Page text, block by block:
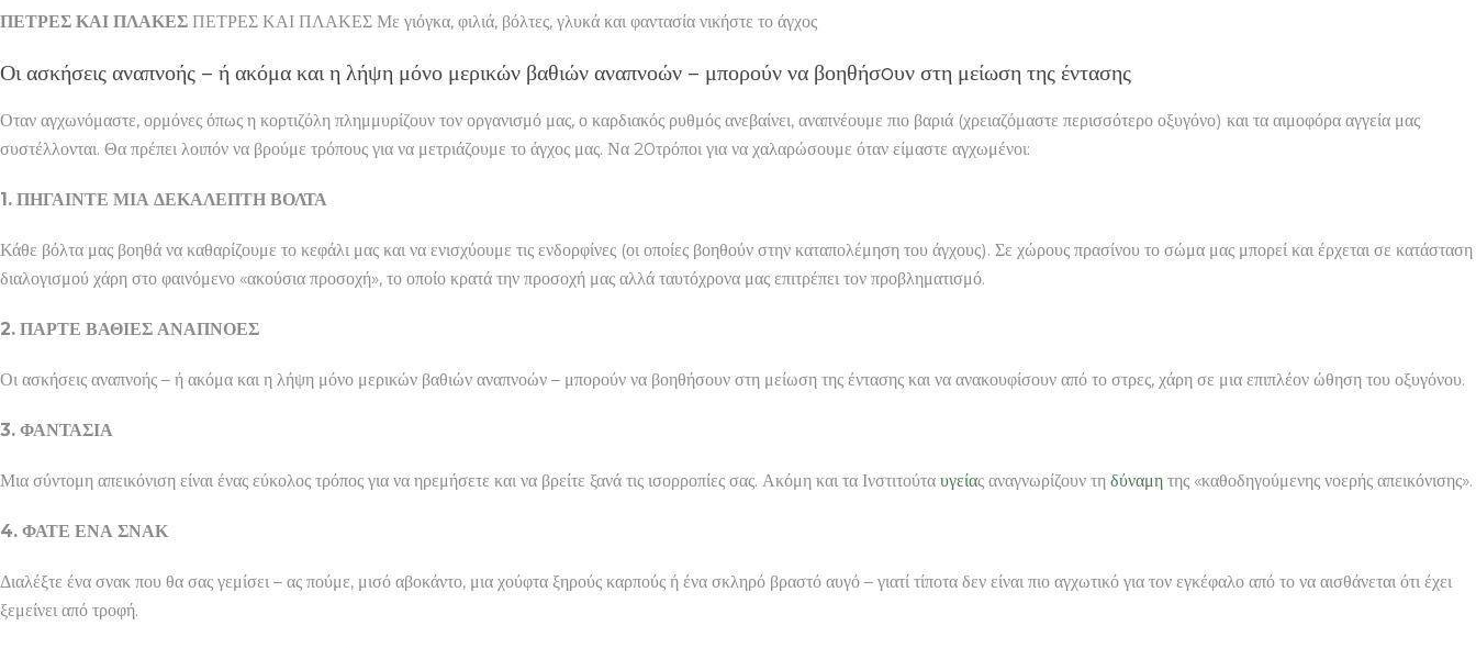
ΠΕΤΡΕΣ ΚΑΙ ΠΛΑΚΕΣ ΠΕΤΡΕΣ ΚΑΙ ΠΛΑΚΕΣ Με γιόγκα, φιλιά, βόλτες, γλυκά και φαντασία νικήστε το άγχος
Οι ασκήσεις αναπνοής – ή ακόμα και η λήψη μόνο μερικών βαθιών αναπνοών – μπορούν να βοηθήσoυν στη μείωση της έντασης
Οταν αγχωνόμαστε, ορμόνες όπως η κορτιζόλη πλημμυρίζουν τον οργανισμό μας, ο καρδιακός ρυθμός ανεβαίνει, αναπνέουμε πιο βαριά (χρειαζόμαστε περισσότερο οξυγόνο) και τα αιμοφόρα αγγεία μας
συστέλλονται. Θα πρέπει λοιπόν να βρούμε τρόπους για να μετριάζουμε το άγχος μας. Να 20τρόποι για να χαλαρώσουμε όταν είμαστε αγχωμένοι:
1. ΠΗΓΑΙΝΤΕ ΜΙΑ ΔΕΚΑΛΕΠΤΗ ΒΟΛΤΑ
Κάθε βόλτα μας βοηθά να καθαρίζουμε το κεφάλι μας και να ενισχύουμε τις ενδορφίνες (οι οποίες βοηθούν στην καταπολέμηση του άγχους). Σε χώρους πρασίνου το σώμα μας μπορεί και έρχεται σε κατάσταση
διαλογισμού χάρη στο φαινόμενο «ακούσια προσοχή», το οποίο κρατά την προσοχή μας αλλά ταυτόχρονα μας επιτρέπει τον προβληματισμό.
2. ΠΑΡΤΕ ΒΑΘΙΕΣ ΑΝΑΠΝΟΕΣ
Οι ασκήσεις αναπνοής – ή ακόμα και η λήψη μόνο μερικών βαθιών αναπνοών – μπορούν να βοηθήσουν στη μείωση της έντασης και να ανακουφίσουν από το στρες, χάρη σε μια επιπλέον ώθηση του οξυγόνου.
3. ΦΑΝΤΑΣΙΑ
Μια σύντομη απεικόνιση είναι ένας εύκολος τρόπος για να ηρεμήσετε και να βρείτε ξανά τις ισορροπίες σας. Ακόμη και τα Ινστιτούτα υγείας αναγνωρίζουν τη δύναμη της «καθοδηγούμενης νοερής απεικόνισης».
4. ΦΑΤΕ ΕΝΑ ΣΝΑΚ
Διαλέξτε ένα σνακ που θα σας γεμίσει – ας πούμε, μισό αβοκάντο, μια χούφτα ξηρούς καρπούς ή ένα σκληρό βραστό αυγό – γιατί τίποτα δεν είναι πιο αγχωτικό για τον εγκέφαλο από το να αισθάνεται ότι έχει
ξεμείνει από τροφή.